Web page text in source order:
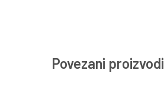
Povezani proizvodi